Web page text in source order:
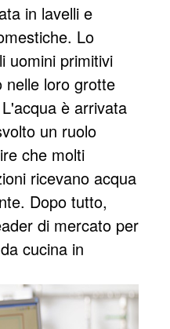
in lavelli e
Lo
uomini primitivi
nelle loro grotte
è arrivata
un ruolo
che molti
ricevano acqua
Dopo tutto,
di mercato per
cucina in